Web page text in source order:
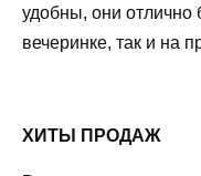
удобны, они отлично
вечеринке, так и на
ХИТЫ ПРОДАЖ